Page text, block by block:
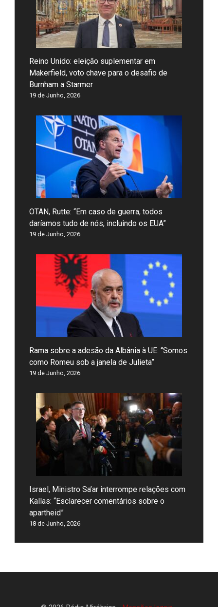
Reino Unido: eleição suplementar em
Makerfield, voto chave para o desafio de
Burnham a Starmer
19 de Junho, 2026
OTAN, Rutte: “Em caso de guerra, todos
daríamos tudo de nós, incluindo os EUA”
19 de Junho, 2026
Rama sobre a adesão da Albânia à UE: “Somos
como Romeu sob a janela de Julieta”
19 de Junho, 2026
Israel, Ministro Sa’ar interrompe relações com
Kallas: “Esclarecer comentários sobre o
apartheid”
18 de Junho, 2026